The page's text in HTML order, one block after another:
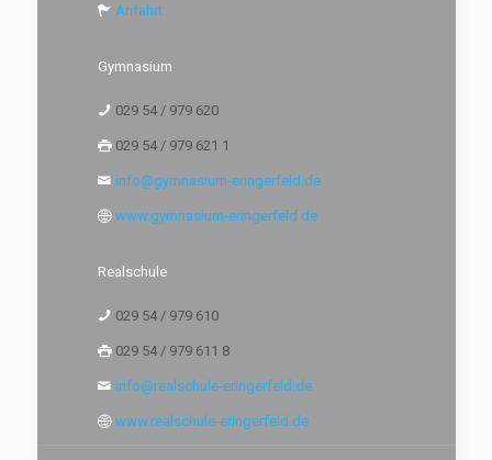
Anfahrt
Gymnasium
029 54 / 979 620
029 54 / 979 621 1
info@gymnasium-eringerfeld.de
www.gymnasium-eringerfeld.de
Realschule
029 54 / 979 610
029 54 / 979 611 8
info@realschule-eringerfeld.de
www.realschule-eringerfeld.de